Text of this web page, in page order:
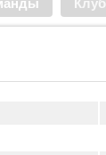
Клуб